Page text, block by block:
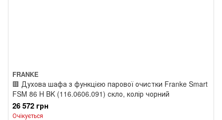
FRANKE
🟥 Духова шафа з функцією парової очистки Franke Smart
FSM 86 H BK (116.0606.091) скло, колір чорний
26 572 грн
Очікується